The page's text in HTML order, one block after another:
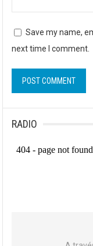
Save my name,
next time I comment.
RADIO